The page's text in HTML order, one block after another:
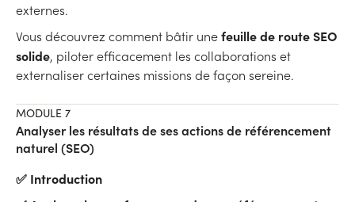
externes.
Vous découvrez comment bâtir unefeuille de route SEO
solide, piloter efficacement les collaborations et
externaliser certaines missions de façon sereine.
MODULE 7
Analyser les résultats de ses actions de référencement
naturel (SEO)
✅ Introduction